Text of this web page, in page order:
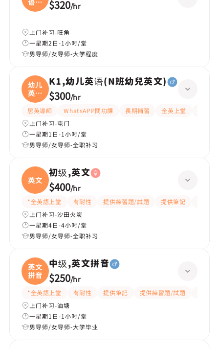
语文
(
$320/hr
上门补习-旺角
一星期2日-1小时/堂
男导师/女导师-大学程度
幼儿
英语
(
K1,幼儿英语(N班幼兒英文)
$300/hr
居英導師 WhatsAPP問功課 長期補習 全英上堂
上门补习-屯门
一星期1日-1小时/堂
男导师/女导师-全职补习
英文
初级,英文
$400/hr
*全英語上堂 有耐性 提供練習題/試題 提供筆記
上门补习-沙田火炭
一星期4日-4小时/堂
男导师/女导师-全职补习
英文
拼音
中级,英文拼音
$250/hr
*全英語上堂 有耐性 提供筆記 提供練習題/試題
上门补习-油塘
一星期1日-1小时/堂
男导师/女导师-大学毕业